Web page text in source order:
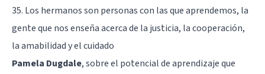
35. Los hermanos son personas con las que aprendemos, la
gente que nos enseña acerca de la justicia, la cooperación,
la amabilidad y el cuidado
Pamela Dugdale, sobre el potencial de aprendizaje que